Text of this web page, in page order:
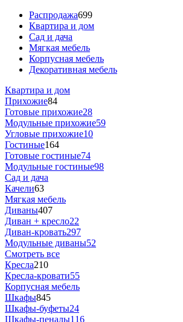
Распродажа699
Квартира и дом
Сад и дача
Мягкая мебель
Корпусная мебель
Декоративная мебель
Квартира и дом
Прихожие84
Готовые прихожие28
Модульные прихожие59
Угловые прихожие10
Гостиные164
Готовые гостиные74
Модульные гостиные98
Сад и дача
Качели63
Мягкая мебель
Диваны407
Диван + кресло22
Диван-кровать297
Модульные диваны52
Смотреть все
Кресла210
Кресла-кровати55
Корпусная мебель
Шкафы845
Шкафы-буфеты24
Шкафы-пеналы116